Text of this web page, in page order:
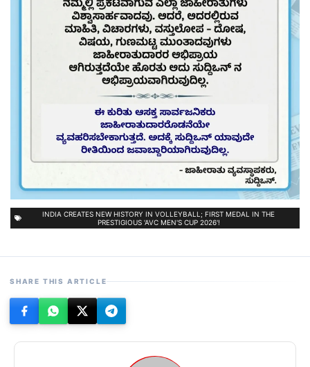
INDIA CREATES NEW HISTORY IN VOLLEYBALL; FIRST MEDAL IN THE
PRESTIGIOUS 'AVC MEN'S CUP 2026'!
SHARE THIS ARTICLE